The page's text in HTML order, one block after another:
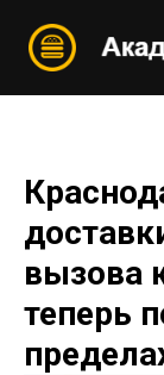
вызова
теперь